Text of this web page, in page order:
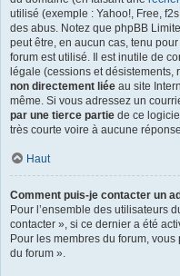
utilisé (exemple : Yahoo!, Free,
des abus. Notez que phpBB
peut être, en aucun cas, tenu
forum est utilisé. Il est inutile de
légale (cessions et
non directement liée au site
même. Si vous adressez un
par une tierce partie de ce
très courte voire à aucune
Haut
Comment puis-je contacter un
Pour l’ensemble des utilisateurs
contacter », si ce dernier a été
Pour les membres du forum,
du forum ».